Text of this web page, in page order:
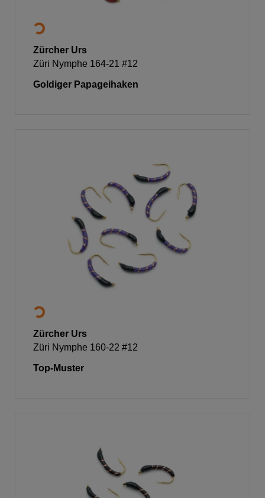
Zürcher Urs
Züri Nymphe 164-21 #12
Goldiger Papageihaken
Zürcher Urs
Züri Nymphe 160-22 #12
Top-Muster